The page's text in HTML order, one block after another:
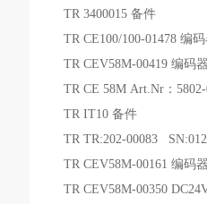
TR 3400015 备件
TR CE100/100-01478 编
TR CEV58M-00419 编码
TR CE 58M Art.Nr：
TR IT10 备件
TR TR:202-00083
TR CEV58M-00161 编码
TR CEV58M-00350